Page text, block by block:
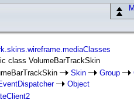
class VolumeBarTrackSkin
Skin Group
Object